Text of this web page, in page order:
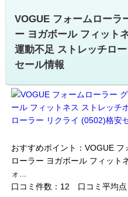
VOGUE フォームローラ
ー ヨガボール フィット
運動不足 ストレッチロ
セール情報
おすすめポイント：VOGUE
ローラー ヨガボール フィット
ォ...
口コミ件数：12 口コミ平均点